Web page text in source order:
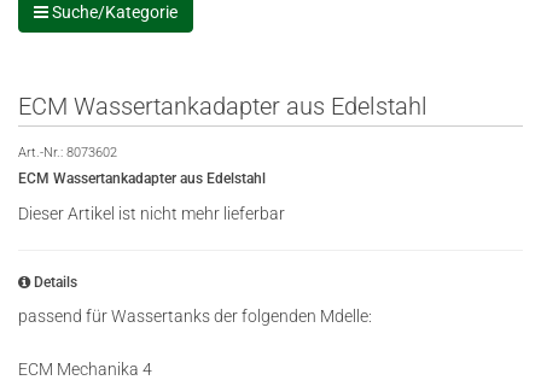
Suche/Kategorie
ECM Wassertankadapter aus Edelstahl
Art.-Nr.: 8073602
ECM Wassertankadapter aus Edelstahl
Dieser Artikel ist nicht mehr lieferbar
Details
passend für Wassertanks der folgenden Mdelle:
ECM Mechanika 4